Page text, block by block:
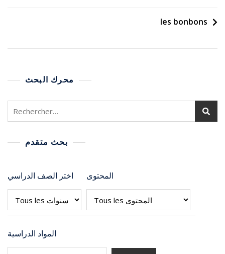
les bonbons
محرك البحث
بحث متقدم
اختر الصف الدراسي المحتوى
المواد الدراسية